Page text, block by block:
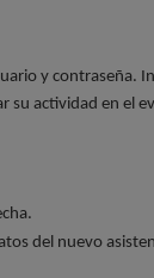
y contraseña.
su actividad en el
del nuevo